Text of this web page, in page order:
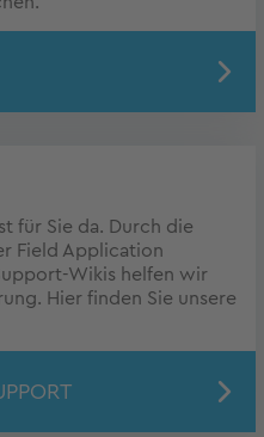
für Sie da. Durch die
Field Application
Wikis helfen wir
Hier finden Sie unsere